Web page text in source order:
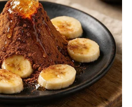
knjigu s najboljim
receptima!